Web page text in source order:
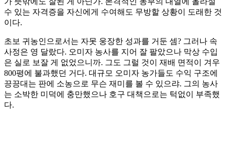
수 있는 자격증을 자신에게 수여해도 무방할 상황이 도래한 것
이다.
초보 귀농인으로서는 자못 웅장한 성과를 거둔 셈? 그러나 속
사정은 영 달랐다. 오미자 농사를 지어 잘 팔았으나 막상 수입
은 실로 보잘 게 없었으니까. 그도 그럴 것이 재배 면적이 겨우
800평에 불과했던 거다. 대규모 오미자 농가들도 수익 구조에
끙끙대는 판에 소농으로 무슨 재미를 볼 수 있으랴. 그의 농사
는 소박한 미덕에 충만했으나 호구 대책으로는 턱없이 부족했
다.